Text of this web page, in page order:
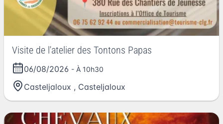
Visite de l'atelier des Tontons Papas
06/08/2026 - À 10h30
Casteljaloux , Casteljaloux